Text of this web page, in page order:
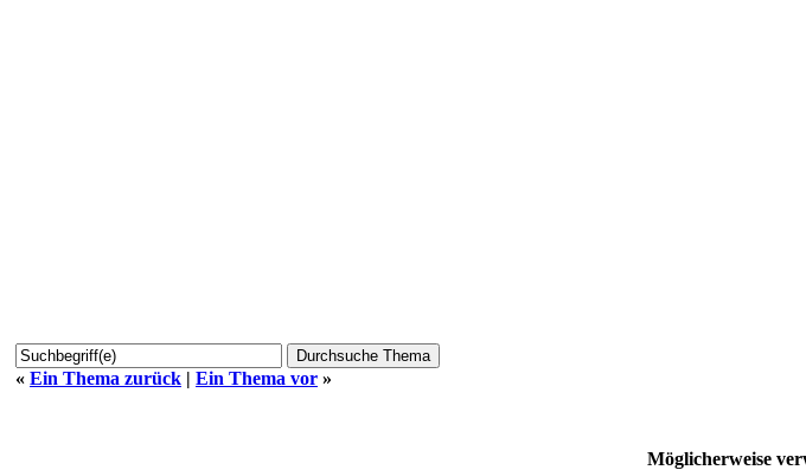
« Ein Thema zurück | Ein Thema vor »
Möglicherweise